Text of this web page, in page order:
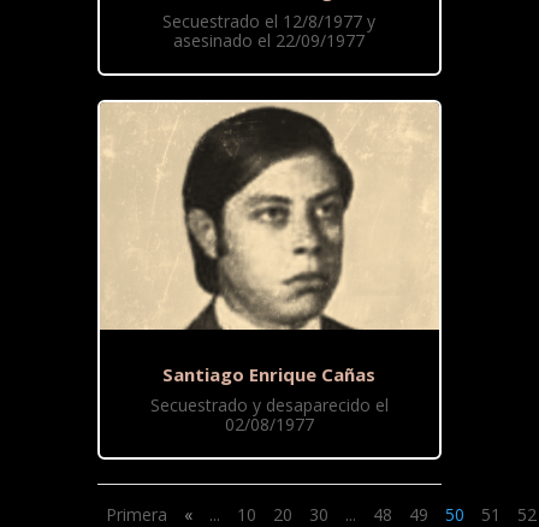
Secuestrado el 12/8/1977 y
asesinado el 22/09/1977
Santiago Enrique Cañas
Secuestrado y desaparecido el
02/08/1977
Primera « ... 10 20 30 ... 48 49 50 51 52